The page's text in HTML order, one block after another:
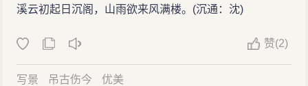
溪云初起日沉阁，山雨欲来风满楼。(沉通：沈)
赞(2)
写景 吊古伤今 优美